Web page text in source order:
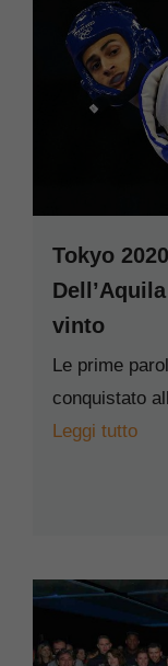
Tokyo
vinto
Le prime
conquistato
Leggi tutto